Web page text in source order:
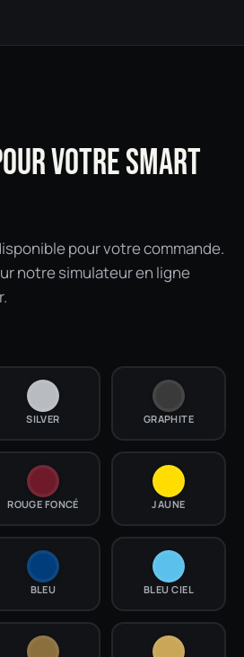
VOTRE SMART
pour votre commande.
notre simulateur en ligne
SILVER GRAPHITE
ROUGE FONCÉ JAUNE
BLEU BLEU CIEL